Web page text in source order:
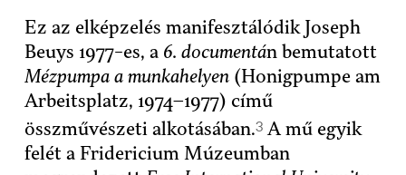
Ez az elképzelés manifesztálódik Joseph
Beuys 1977-es, a 6. documentán bemutatott
Mézpumpa a munkahelyen(Honigpumpe am
Arbeitsplatz, 1974–1977) című
összművészeti alkotásában.3A mű egyik
felét a Fridericium Múzeumban